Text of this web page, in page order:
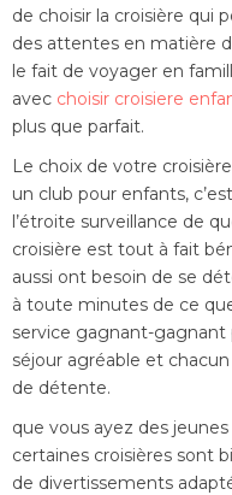
de choisir la croisière qui
des attentes en matière
le fait de voyager en
avec choisir croisiere
plus que parfait.
Le choix de votre
un club pour enfants,
l’étroite surveillance de
croisière est tout à fait
aussi ont besoin de se
à toute minutes de ce
service gagnant-gagnant
séjour agréable et
de détente.
que vous ayez des
certaines croisières sont
de divertissements